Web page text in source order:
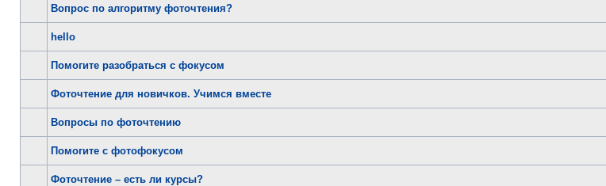
Вопрос по алгоритму фоточтения?
hello
Помогите разобраться с фокусом
Фоточтение для новичков. Учимся вместе
Вопросы по фоточтению
Помогите с фотофокусом
Фоточтение – есть ли курсы?